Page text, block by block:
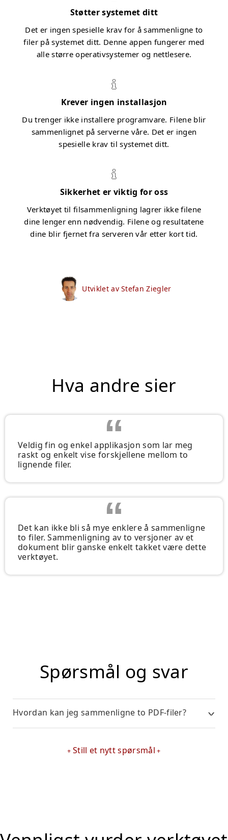
Støtter systemet ditt
Det er ingen spesielle krav for å sammenligne to
filer på systemet ditt. Denne appen fungerer med
alle større operativsystemer og nettlesere.
Krever ingen installasjon
Du trenger ikke installere programvare. Filene blir
sammenlignet på serverne våre. Det er ingen
spesielle krav til systemet ditt.
Sikkerhet er viktig for oss
Verktøyet til filsammenligning lagrer ikke filene
dine lenger enn nødvendig. Filene og resultatene
dine blir fjernet fra serveren vår etter kort tid.
Utviklet av Stefan Ziegler
Hva andre sier
Veldig fin og enkel applikasjon som lar meg
raskt og enkelt vise forskjellene mellom to
lignende filer.
Det kan ikke bli så mye enklere å sammenligne
to filer. Sammenligning av to versjoner av et
dokument blir ganske enkelt takket være dette
verktøyet.
Spørsmål og svar
Hvordan kan jeg sammenligne to PDF-filer?
Still et nytt spørsmål